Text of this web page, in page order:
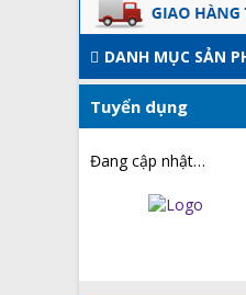
DANH MỤC SẢN
Tuyển dụng
Đang cập nhật…